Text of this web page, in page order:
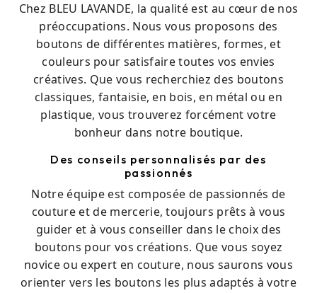
Chez BLEU LAVANDE, la qualité est au cœur de nos
préoccupations. Nous vous proposons des
boutons de différentes matières, formes, et
couleurs pour satisfaire toutes vos envies
créatives. Que vous recherchiez des boutons
classiques, fantaisie, en bois, en métal ou en
plastique, vous trouverez forcément votre
bonheur dans notre boutique.
Des conseils personnalisés par des
passionnés
Notre équipe est composée de passionnés de
couture et de mercerie, toujours prêts à vous
guider et à vous conseiller dans le choix des
boutons pour vos créations. Que vous soyez
novice ou expert en couture, nous saurons vous
orienter vers les boutons les plus adaptés à votre